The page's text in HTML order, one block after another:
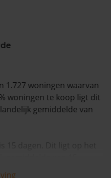
18:00
1.727 woningen waarvan
woningen te koop ligt dit
gemiddelde van
15 dagen. Dit ligt op het